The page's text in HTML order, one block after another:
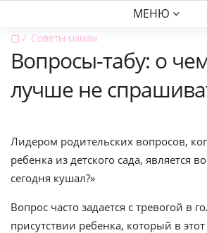
МЕНЮ
▢ Советы мамам
Вопросы-табу: о
лучше не
Лидером родительских вопросов,
ребенка из детского сада, является
сегодня кушал?»
Вопрос часто задается с тревогой в
присутствии ребенка, который в